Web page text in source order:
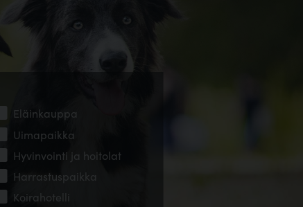
Eläinkauppa
Uimapaikka
Hyvinvointi ja hoitolat
Harrastuspaikka
Koirahotelli